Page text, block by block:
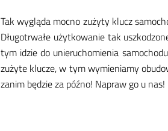
Tak wy­glą­da moc­no zu­ży­ty klucz
Dłu­go­tr­wa­łe użyt­ko­wa­nie tak
tym idzie do unie­ru­cho­mie­nia
zu­ży­te klu­cze, w tym wy­mie­nia­my
za­nim bę­dzie za póź­no! Na­praw go u nas!